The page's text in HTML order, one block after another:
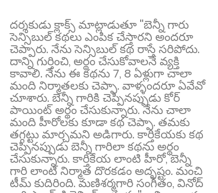
దర్శకుడు క్లాక్స్ మాట్లాడుతూ ''బెన్నీ గారు
సెన్సిబుల్ కథలు ఎంపిక చేస్తారని అందరూ
చెప్పారు. నేను సెన్సిబుల్ కథ రాస్తే సరిపోదు.
దాన్ని గుర్తించి, అర్థం చేసుకోవాలనే వ్యక్తి
కావాలి. నేను ఈ కథను 7, 8 ఏళ్లుగా చాలా
మంది నిర్మాతలకు చెప్పా. వాళ్ళందరూ ఏవేవో
చూశారు. బెన్నీ గారికి చెప్పినప్పుడు కోర్
పాయింట్ అర్థం చేసుకున్నారు. నేను చాలా
మంది హీరోలకు కూడా కథ చెప్పా. తమకు
తగ్గట్టు మార్చమని అడిగారు. కార్తికేయకు కథ
చెప్పినప్పుడు బెన్నీ గారిలా కథను అర్థం
చేసుకున్నారు. కార్తికేయ లాంటి హీరో, బెన్నీ
గారి లాంటి నిర్మాత దొరకడం అదృష్టం. మంచి
టీమ్ కుదిరింది. మణిశర్మగారి సంగీతం, వినోద్‌